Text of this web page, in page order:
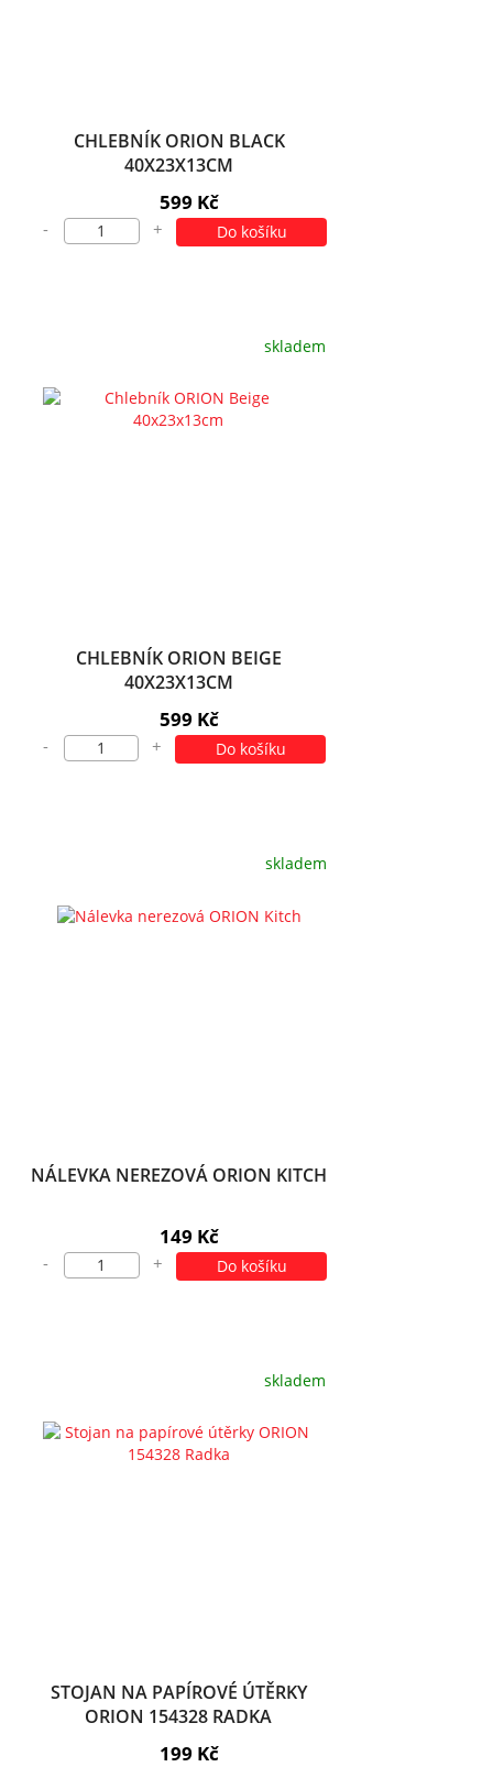
CHLEBNÍK ORION BLACK
40X23X13CM
599 Kč
- + Do košíku
skladem
CHLEBNÍK ORION BEIGE
40X23X13CM
599 Kč
- + Do košíku
skladem
NÁLEVKA NEREZOVÁ ORION KITCH
149 Kč
- + Do košíku
skladem
STOJAN NA PAPÍROVÉ ÚTĚRKY
ORION 154328 RADKA
199 Kč